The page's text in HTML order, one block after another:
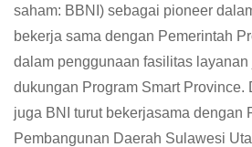
saham: BBNI) sebagai pioneer
bekerja sama dengan Pemerintah
dalam penggunaan fasilitas
dukungan Program Smart Province.
juga BNI turut bekerjasama dengan
Pembangunan Daerah Sulawesi